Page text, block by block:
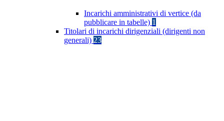
Incarichi amministrativi di vertice (da
pubblicare in tabelle) 1
Titolari di incarichi dirigenziali (dirigenti non
generali) 23